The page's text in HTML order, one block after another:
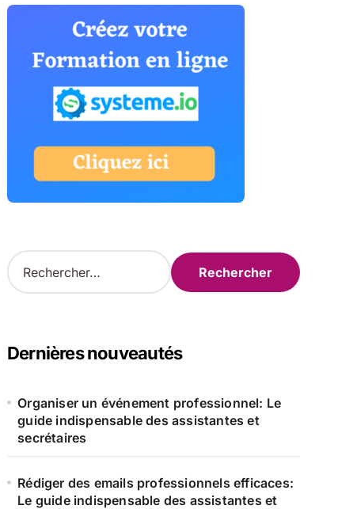
R
e
r
c
e
Dernières nouveautés
Organiser un événement professionnel: Le
guide indispensable des assistantes et
secrétaires
Rédiger des emails professionnels efficaces:
Le guide indispensable des assistantes et